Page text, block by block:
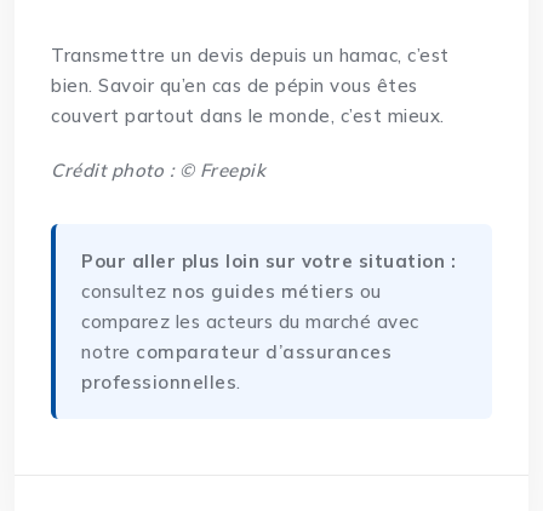
Transmettre un devis depuis un hamac, c’est
bien. Savoir qu’en cas de pépin vous êtes
couvert partout dans le monde, c’est mieux.
Crédit photo : © Freepik
Pour aller plus loin sur votre situation :
consultez nos guides métiers ou
comparez les acteurs du marché avec
notre comparateur d’assurances
professionnelles.